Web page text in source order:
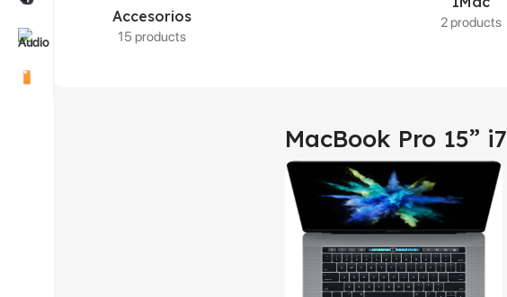
Accesorios
15 products
2 products
MacBook Pro 15” i7